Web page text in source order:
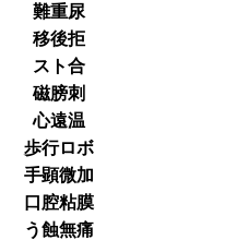
難重尿
移後拒
スト合
磁膀刺
心遠温
歩行ロボ
手顕微加
口腔粘膜
う蝕無痛